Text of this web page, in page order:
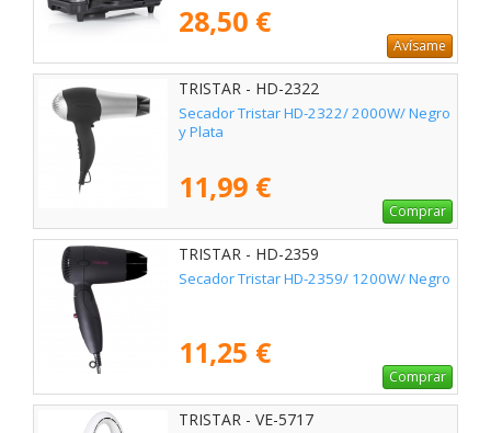
28,50 €
Avísame
TRISTAR - HD-2322
Secador Tristar HD-2322/ 2000W/ Negro
y Plata
11,99 €
Comprar
TRISTAR - HD-2359
Secador Tristar HD-2359/ 1200W/ Negro
11,25 €
Comprar
TRISTAR - VE-5717